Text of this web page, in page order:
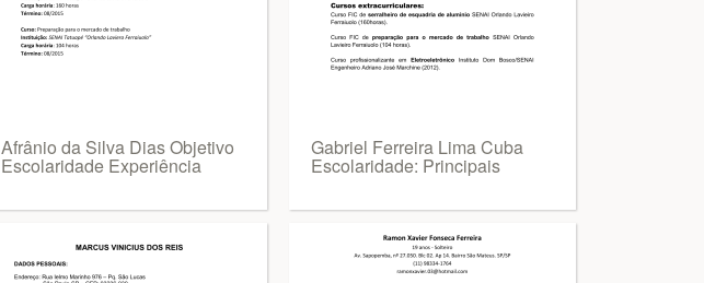
Afrânio da Silva Dias Objetivo
Escolaridade Experiência
Gabriel Ferreira Lima Cuba
Escolaridade: Principais